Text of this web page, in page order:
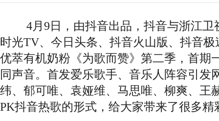
4月9日，由抖音出品，抖音与浙江卫
时光TV、今日头条、抖音火山版、抖音
优萃有机奶粉《为歌而赞》第二季，首期
同声音。首发爱乐歌手、音乐人阵容引发
纬、郁可唯、袁娅维、马思唯、柳爽、王
PK抖音热歌的形式，给大家带来了很多精